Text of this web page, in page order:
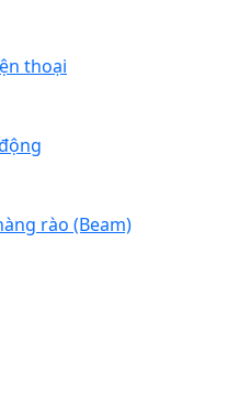
thoại
rào (Beam)